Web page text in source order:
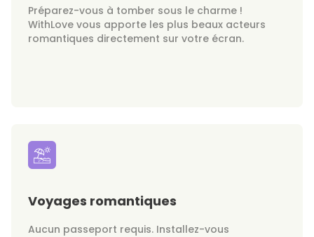
Préparez-vous à tomber sous le charme !
WithLove vous apporte les plus beaux acteurs
romantiques directement sur votre écran.
Voyages romantiques
Aucun passeport requis. Installez-vous